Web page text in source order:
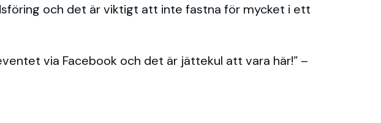
och det är viktigt att inte fastna för mycket i ett
via Facebook och det är jättekul att vara här!” –